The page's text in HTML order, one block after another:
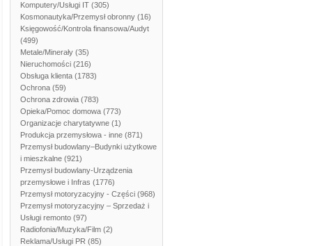
Komputery/Usługi IT (305)
Kosmonautyka/Przemysł obronny (16)
Księgowość/Kontrola finansowa/Audyt
(499)
Metale/Minerały (35)
Nieruchomości (216)
Obsługa klienta (1783)
Ochrona (59)
Ochrona zdrowia (783)
Opieka/Pomoc domowa (773)
Organizacje charytatywne (1)
Produkcja przemysłowa - inne (871)
Przemysł budowlany–Budynki użytkowe
i mieszkalne (921)
Przemysł budowlany-Urządzenia
przemysłowe i Infras (1776)
Przemysł motoryzacyjny - Części (968)
Przemysł motoryzacyjny – Sprzedaż i
Usługi remonto (97)
Radiofonia/Muzyka/Film (2)
Reklama/Usługi PR (85)